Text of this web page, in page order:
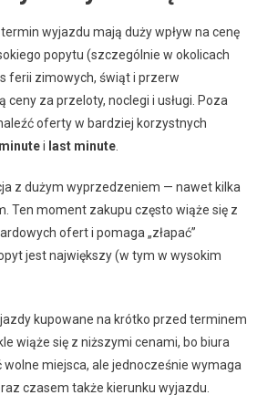
wyjazdu mają duży wpływ na cenę
popytu (szczególnie w okolicach
ferii zimowych, świąt i przerw
za przeloty, noclegi i usługi. Poza
oferty w bardziej korzystnych
i last minute.
z dużym wyprzedzeniem — nawet kilka
Ten moment zakupu często wiąże się z
ofert i pomaga „złapać”
jest największy (w tym w wysokim
kupowane na krótko przed terminem
wiąże się z niższymi cenami, bo biura
wolne miejsca, ale jednocześnie wymaga
czasem także kierunku wyjazdu.